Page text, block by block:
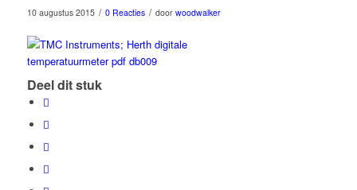
10 augustus 2015 / 0 Reacties / door woodwalker
Deel dit stuk